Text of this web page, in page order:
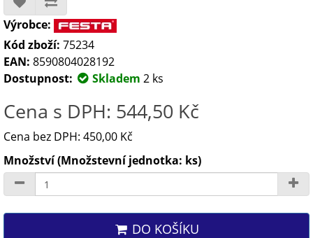
Výrobce:
Kód zboží: 75234
EAN: 8590804028192
Dostupnost:
Skladem 2 ks
Cena s DPH: 544,50 Kč
Cena bez DPH: 450,00 Kč
Množství (Množstevní jednotka: ks)
DO KOŠÍKU